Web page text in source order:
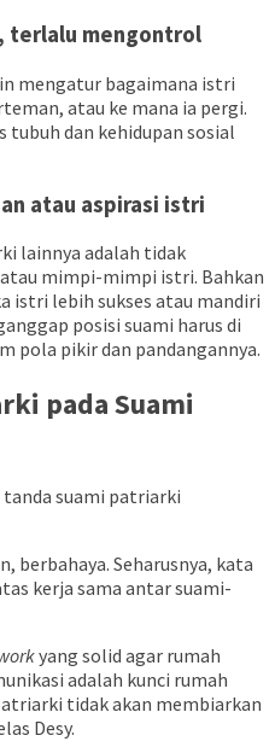
terlalu mengontrol
mengatur bagaimana istri
atau ke mana ia pergi.
tubuh dan kehidupan sosial
atau aspirasi istri
lainnya adalah tidak
mimpi-mimpi istri. Bahkan
istri lebih sukses atau mandiri
posisi suami harus di
pola pikir dan pandangannya.
pada Suami
⁠berbahaya. Seharusnya, kata
kerja sama antar suami-
yang solid agar rumah
adalah kunci rumah
tidak akan membiarkan
Desy.